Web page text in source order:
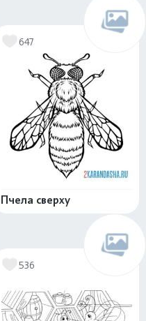
647
Пчела сверху
536